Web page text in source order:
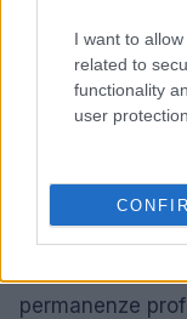
I want to
related to
functionality
user protection.
dati flessibili,
connettività
remote.
piccoli pacchetti
Questa varietà
permanenze